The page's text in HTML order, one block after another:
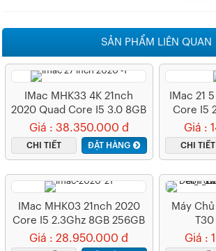
SẢN PHẨM LIÊN QUAN
IMac MHK33 4K 21nch
2020 Quad Core I5 3.0 8GB
256GB RP 560X 4GB
Giá : 38.350.000 đ
CHI TIẾT ĐẶT HÀNG
IMac 21
Core I5
Giá :
CHI TIẾT
IMac MHK03 21nch 2020
Core I5 2.3Ghz 8GB 256GB
SSD
Giá : 28.950.000 đ
Máy
Giá :